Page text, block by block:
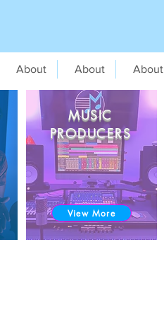
About About About
MUSIC
PRODUCERS
View More